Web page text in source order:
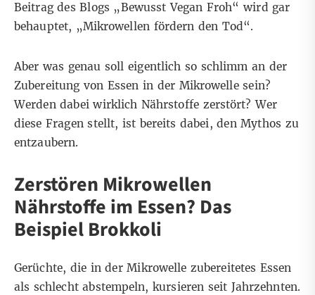
Beitrag des Blogs „Bewusst Vegan Froh“ wird gar
behauptet, „Mikrowellen fördern den Tod“.
Aber was genau soll eigentlich so schlimm an der
Zubereitung von Essen in der Mikrowelle sein?
Werden dabei wirklich Nährstoffe zerstört? Wer
diese Fragen stellt, ist bereits dabei, den Mythos zu
entzaubern.
Zerstören Mikrowellen
Nährstoffe im Essen? Das
Beispiel Brokkoli
Gerüchte, die in der Mikrowelle zubereitetes Essen
als schlecht abstempeln, kursieren seit Jahrzehnten.